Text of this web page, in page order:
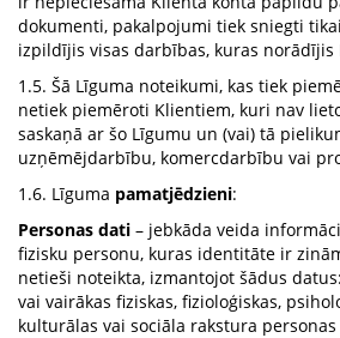
dokumenti, pakalpojumi tiek sniegti
izpildījis visas darbības, kuras norādījis
1.5. Šā Līguma noteikumi, kas tiek
netiek piemēroti Klientiem, kuri nav
saskaņā ar šo Līgumu un (vai) tā
uzņēmējdarbību, komercdarbību vai
1.6. Līguma pamatjēdzieni:
Personas dati – jebkāda veida
fizisku personu, kuras identitāte ir
netieši noteikta, izmantojot šādus
vai vairākas fiziskas, fizioloģiskas,
kulturālas vai sociāla rakstura